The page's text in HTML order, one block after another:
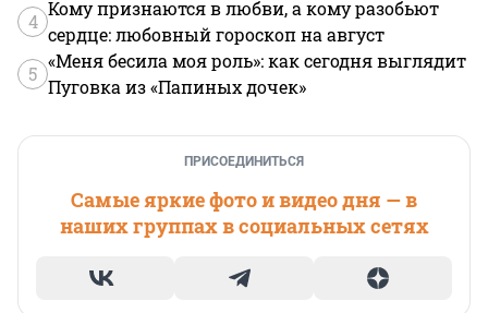
4
Кому признаются в любви, а кому разобьют
сердце: любовный гороскоп на август
5
«Меня бесила моя роль»: как сегодня выглядит
Пуговка из «Папиных дочек»
ПРИСОЕДИНИТЬСЯ
Самые яркие фото и видео дня — в
наших группах в социальных сетях